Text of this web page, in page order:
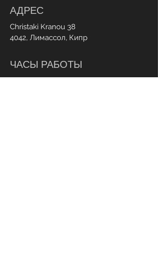
АДРЕС
Christaki Kranou 38
4042, Лимассол, Кипр
ЧАСЫ РАБОТЫ